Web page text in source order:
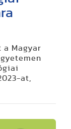
a Magyar
at,